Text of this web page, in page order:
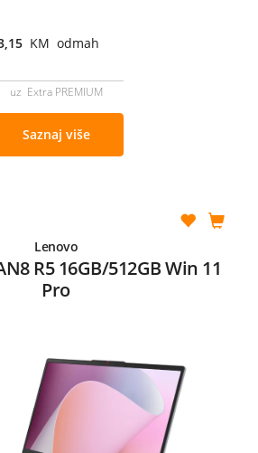
KM odmah
uz Extra PREMIUM
Saznaj više
Lenovo
R5 16GB/512GB Win 11
Pro